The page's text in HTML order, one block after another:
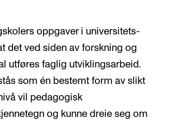
Konsertopptak
oppgaver i universitets-
det ved siden av forskning og
utføres faglig utviklingsarbeid.
som én bestemt form av slikt
vil pedagogisk
og kunne dreie seg om